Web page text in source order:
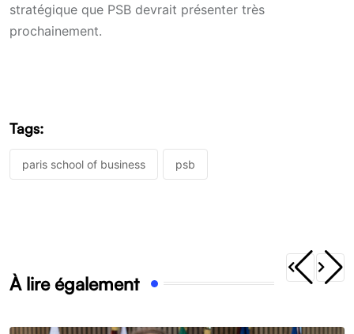
stratégique que PSB devrait présenter très
prochainement.
Tags:
paris school of business psb
À lire également